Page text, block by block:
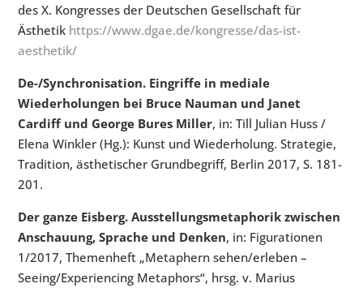
des X. Kongresses der Deutschen Gesellschaft für
Ästhetik https://www.dgae.de/kongresse/das-ist-
aesthetik/
De-/Synchronisation. Eingriffe in mediale
Wiederholungen bei Bruce Nauman und Janet
Cardiff und George Bures Miller, in: Till Julian Huss /
Elena Winkler (Hg.): Kunst und Wiederholung. Strategie,
Tradition, ästhetischer Grundbegriff, Berlin 2017, S. 181-
201.
Der ganze Eisberg. Ausstellungsmetaphorik zwischen
Anschauung, Sprache und Denken, in: Figurationen
1/2017, Themenheft „Metaphern sehen/erleben –
Seeing/Experiencing Metaphors“, hrsg. v. Marius